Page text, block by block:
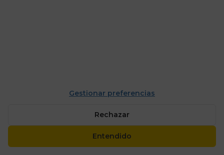
BOILER PRO ADVANCE
50 LTS
Gestionar preferencias
Rechazar
Entendido